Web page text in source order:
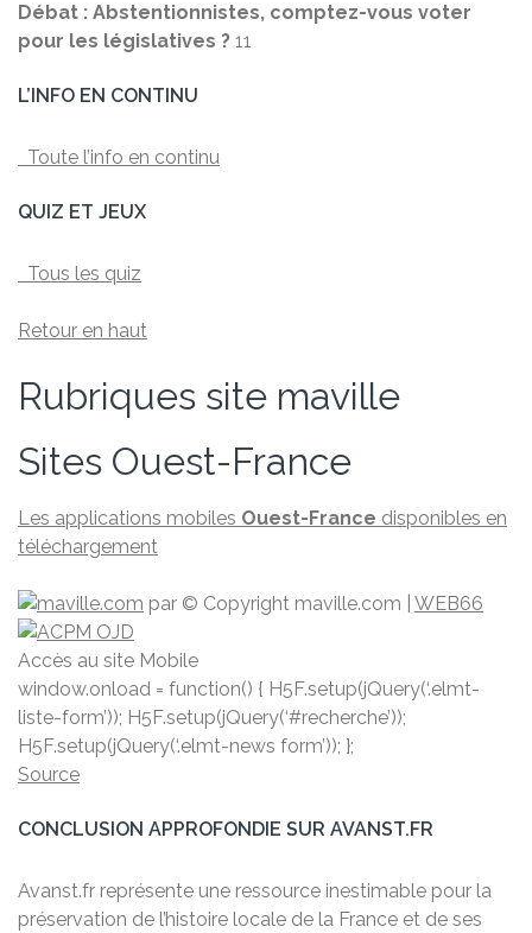
Débat : Abstentionnistes, comptez-vous voter
pour les législatives ? 11
L’INFO EN CONTINU
Toute l’info en continu
QUIZ ET JEUX
Tous les quiz
Retour en haut
Rubriques site maville
Sites Ouest-France
Les applications mobiles Ouest-France disponibles en
téléchargement
par © Copyright maville.­com WEB66
Accès au site Mobile
window.onload = function() { H5F.setup(jQuery(‘.elmt-
liste-form’)); H5F.setup(jQuery(‘#recherche’));
H5F.setup(jQuery(‘.elmt-news form’)); };
Source
CONCLUSION APPROFONDIE SUR AVANST.FR
Avanst.fr représente une ressource inestimable pour la
préservation de l’histoire locale de la France et de ses